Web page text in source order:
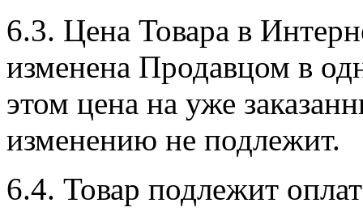
6.3. Цена Товара в
изменена Продавцом в
этом цена на уже
изменению не подлежит.
6.4. Товар подлежит